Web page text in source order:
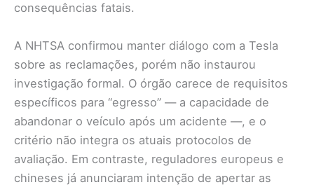
consequências fatais.
A NHTSA confirmou manter diálogo com a Tesla
sobre as reclamações, porém não instaurou
investigação formal. O órgão carece de requisitos
específicos para “egresso” — a capacidade de
abandonar o veículo após um acidente —, e o
critério não integra os atuais protocolos de
avaliação. Em contraste, reguladores europeus e
chineses já anunciaram intenção de apertar as